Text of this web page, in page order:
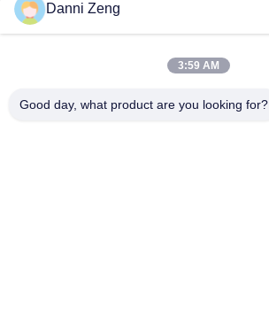
Danni Zeng
3:59 AM
Good day, what product are you looking for?